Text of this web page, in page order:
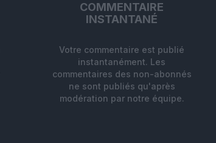
COMMENTAIRE
INSTANTANÉ
Votre commentaire est publié
instantanément. Les
commentaires des non-abonnés
ne sont publiés qu'après
modération par notre équipe.